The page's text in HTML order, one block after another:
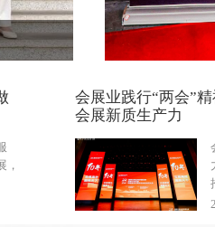
，
会展业践行“两会”
会展新质生产力